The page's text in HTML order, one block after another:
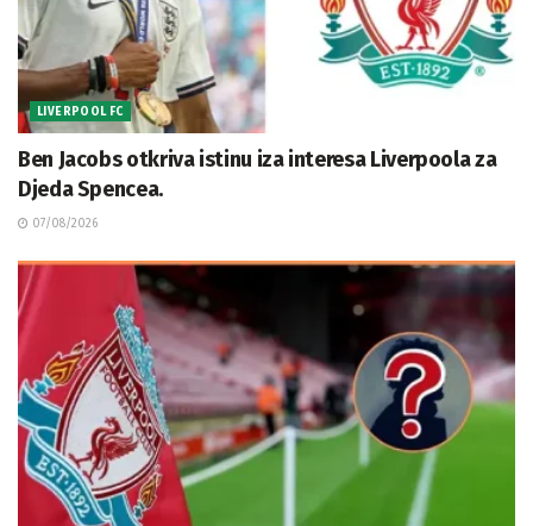
LIVERPOOL FC
Ben Jacobs otkriva istinu iza interesa Liverpoola za
Djeda Spencea.
07/08/2026